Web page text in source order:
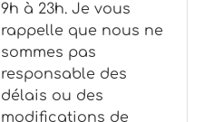
9h à 23h. Je vous
rappelle que nous ne
sommes pas
responsable des
délais ou des
modifications de